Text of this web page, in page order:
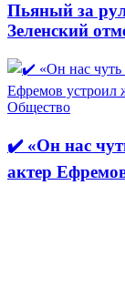
Пьяный за
Зеленский
Общество
✔️ «Он нас
актер